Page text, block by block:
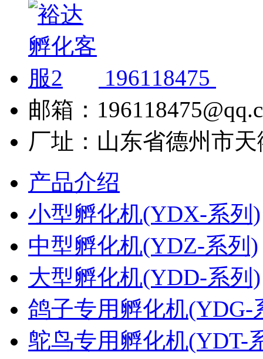
196118475
邮箱：
厂址：山东省德州市
产品介绍
小型孵化机(YDX-系列)
中型孵化机(YDZ-系列)
大型孵化机(YDD-系列)
鸽子专用孵化机(YDG-
鸵鸟专用孵化机(YDT-